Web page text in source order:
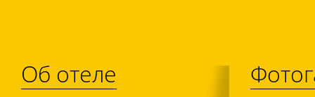
Об отеле